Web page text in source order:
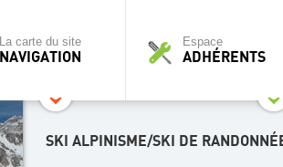
La carte du site
NAVIGATION
Espace
ADHÉRENTS
SKI ALPINISME/SKI DE